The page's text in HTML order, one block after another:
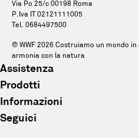
Via Po 25/c 00198 Roma
P.Iva IT 02121111005
Tel. 0684497500
© WWF 2026 Costruiamo un mondo in
armonia con la natura
Assistenza
Tel. 0684497500
E-mail: pandagift@wwf.it
Prodotti
Abbigliamento
Accessori
Informazioni
Chi siamo
Seguici